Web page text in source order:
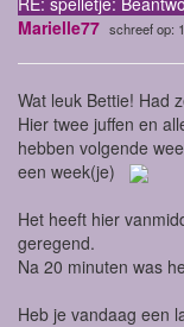
Marielle77 schreef op:
Wat leuk Bettie! Had
Hier twee juffen en
hebben volgende
een week(je)
Het heeft hier
geregend.
Na 20 minuten was
Heb je vandaag een